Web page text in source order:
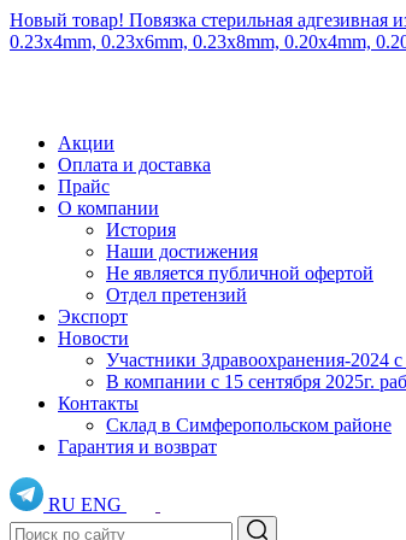
Новый товар! Повязка стерильная адгезивная
0.23x4mm, 0.23x6mm, 0.23x8mm, 0.20x4mm,
Акции
Оплата и доставка
Прайс
О компании
История
Наши достижения
Не является публичной офертой
Отдел претензий
Экспорт
Новости
Участники Здравоохранения-2024
В компании с 15 сентября 2025г.
Контакты
Склад в Симферопольском районе
Гарантия и возврат
RU ENG